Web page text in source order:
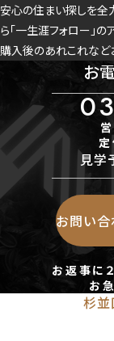
土地権利
所有権
都市計画
市街化区域
用途地域
1種低層
地勢
建ぺい率
50％
容積率
宅地
安心の住まい探しを全
ら「一生涯フォロー」
購入後のあれこれなど
お
見学
お問い合
お返事に
お
杉並